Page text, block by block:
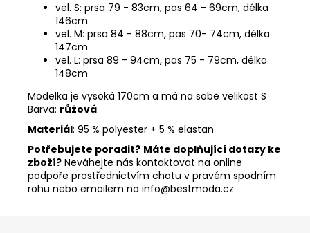
vel. S: prsa 79 - 83cm, pas 64 - 69cm, délka
146cm
vel. M: prsa 84 - 88cm, pas 70- 74cm, délka
147cm
vel. L: prsa 89 - 94cm, pas 75 - 79cm, délka
148cm
Modelka je vysoká 170cm a má na sobě velikost S
Barva: růžová
Materiál: 95 % polyester + 5 % elastan
Potřebujete poradit? Máte doplňující dotazy ke
zboží? Neváhejte nás kontaktovat na online
podpoře prostřednictvím chatu v pravém spodním
rohu nebo emailem na info@bestmoda.cz